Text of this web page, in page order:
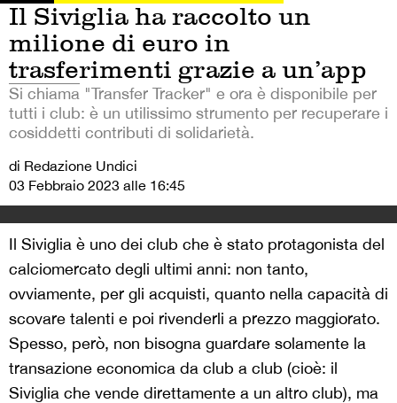
Il Siviglia ha raccolto un
milione di euro in
trasferimenti grazie a un’app
Si chiama "Transfer Tracker" e ora è disponibile per
tutti i club: è un utilissimo strumento per recuperare i
cosiddetti contributi di solidarietà.
di Redazione Undici
03 Febbraio 2023 alle 16:45
Il Siviglia è uno dei club che è stato protagonista del
calciomercato degli ultimi anni: non tanto,
ovviamente, per gli acquisti, quanto nella capacità di
scovare talenti e poi rivenderli a prezzo maggiorato.
Spesso, però, non bisogna guardare solamente la
transazione economica da club a club (cioè: il
Siviglia che vende direttamente a un altro club), ma